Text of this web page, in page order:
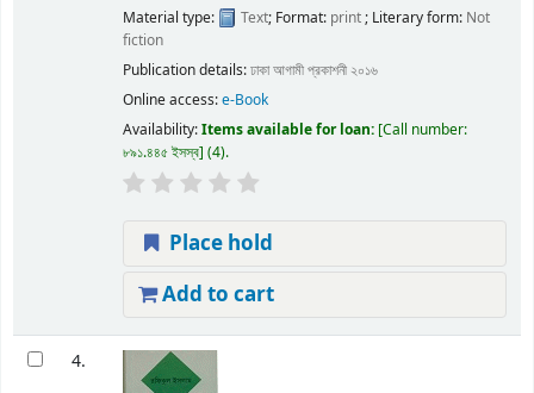
Material type:
Text; Format: print ; Literary form: Not
fiction
Publication details:ঢাকাআগামী প্রকাশনী ২০১৬
Online access:e-Book
Availability:Items available for loan: Call number:
৮৯১.৪৪৫ ইসস্ব (4).
Place hold
Add to cart
4.